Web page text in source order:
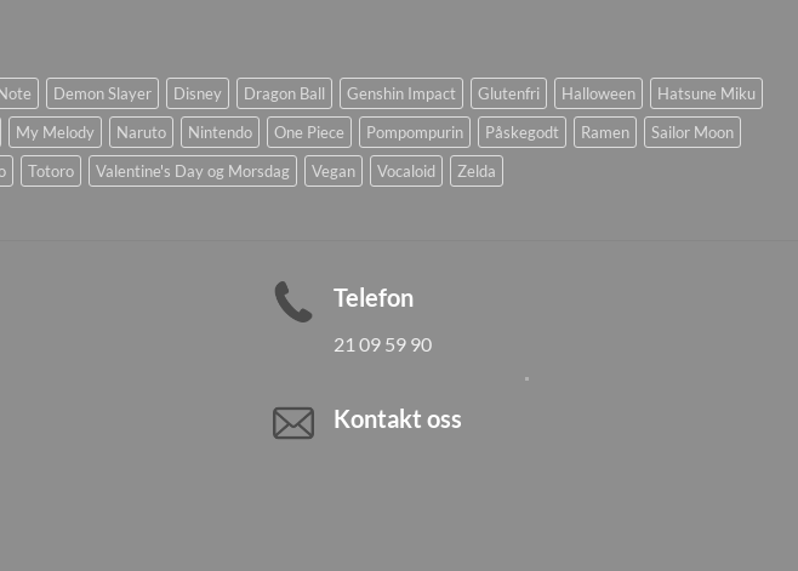
Demon Slayer Disney Dragon Ball Genshin Impact Glutenfri Halloween
Hatsune Miku
My Melody Naruto Nintendo One Piece Pompompurin Påskegodt Ramen
Sailor Moon
Totoro Valentine's Day og Morsdag Vegan Vocaloid Zelda
Telefon
21 09 59 90
Kontakt oss